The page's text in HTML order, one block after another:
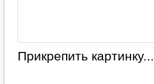
Прикрепить картинку...